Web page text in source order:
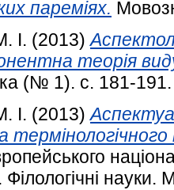
пареміях.
І. (2013)
теорія
(№ 1). с. 181-191.
І. (2013)
термінологічного
Філологічні